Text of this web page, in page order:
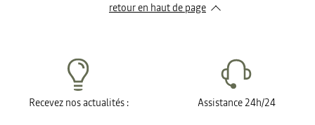
retour en haut de page​
Recevez nos actualités : Assistance 24h/24